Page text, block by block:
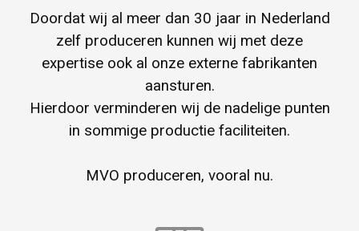
Doordat wij al meer dan 30 jaar in Nederland
zelf produceren kunnen wij met deze
expertise ook al onze externe fabrikanten
aansturen.
Hierdoor verminderen wij de nadelige punten
in sommige productie faciliteiten.
MVO produceren, vooral nu.